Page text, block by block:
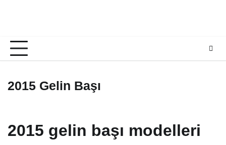
2015 Gelin Başı
2015 gelin başı modelleri